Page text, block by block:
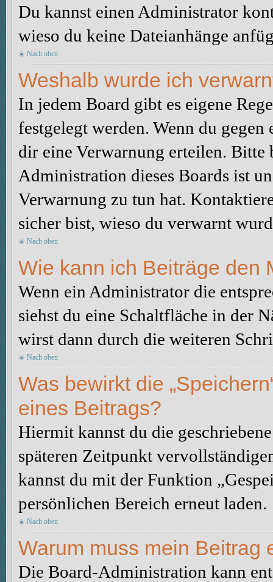
Du kannst einen Administrator
wieso du keine Dateianhänge
Nach oben
Weshalb wurde ich
In jedem Board gibt es eigene
festgelegt werden. Wenn du
dir eine Verwarnung erteilen. Bitte
Administration dieses Boards ist
Verwarnung zu tun hat.
sicher bist, wieso du verwarnt
Nach oben
Wie kann ich Beiträge den
Wenn ein Administrator die
siehst du eine Schaltfläche in der
wirst dann durch die weiteren
Nach oben
Was bewirkt die
eines Beitrags?
Hiermit kannst du die
späteren Zeitpunkt
kannst du mit der Funktion
persönlichen Bereich erneut laden.
Nach oben
Warum muss mein Beitrag
Die Board-Administration kann